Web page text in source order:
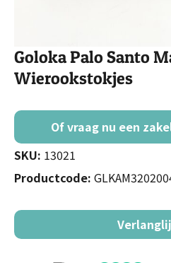
Goloka Palo Santo
Wierookstokjes
Of vraag nu een
SKU: 13021
Productcode: